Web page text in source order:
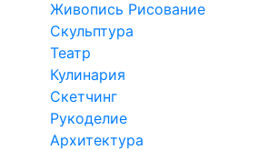
Живопись Рисование
Скульптура
Театр
Кулинария
Скетчинг
Рукоделие
Архитектура